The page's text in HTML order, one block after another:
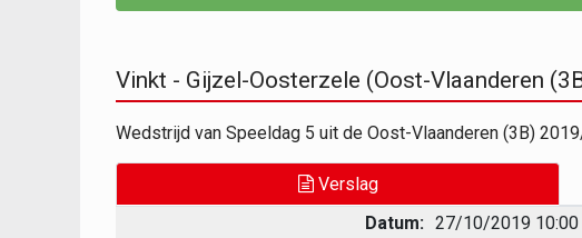
Vinkt - Gijzel-Oosterzele (Oost-Vlaanderen
Wedstrijd van Speeldag 5 uit de Oost-Vlaanderen (3B)
Verslag
Datum: 27/10/2019 10:00